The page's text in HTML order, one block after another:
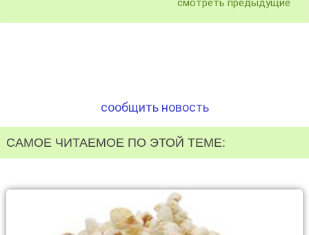
смотреть предыдущие
сообщить новость
САМОЕ ЧИТАЕМОЕ ПО ЭТОЙ ТЕМЕ: